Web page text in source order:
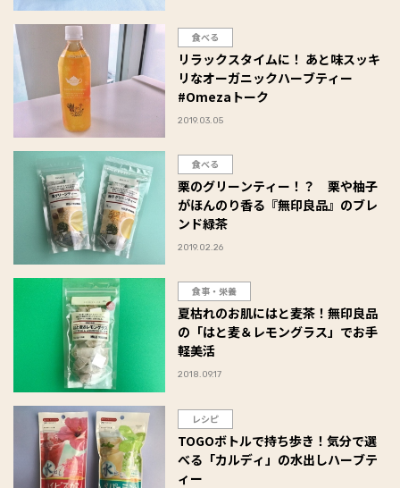
食べる
リラックスタイムに！ あと味スッキ
リなオーガニックハーブティー
#Omezaトーク
2019.03.05
食べる
栗のグリーンティー！？ 栗や柚子
がほんのり香る『無印良品』のブレ
ンド緑茶
2019.02.26
食事・栄養
夏枯れのお肌にはと麦茶！無印良品
の「はと麦＆レモングラス」でお手
軽美活
2018.09.17
レシピ
TOGOボトルで持ち歩き！気分で選
べる「カルディ」の水出しハーブテ
ィー